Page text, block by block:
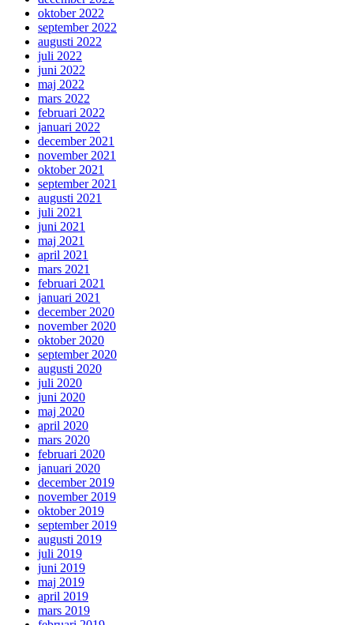
oktober 2022
september 2022
augusti 2022
juli 2022
juni 2022
maj 2022
mars 2022
februari 2022
januari 2022
december 2021
november 2021
oktober 2021
september 2021
augusti 2021
juli 2021
juni 2021
maj 2021
april 2021
mars 2021
februari 2021
januari 2021
december 2020
november 2020
oktober 2020
september 2020
augusti 2020
juli 2020
juni 2020
maj 2020
april 2020
mars 2020
februari 2020
januari 2020
december 2019
november 2019
oktober 2019
september 2019
augusti 2019
juli 2019
juni 2019
maj 2019
april 2019
mars 2019